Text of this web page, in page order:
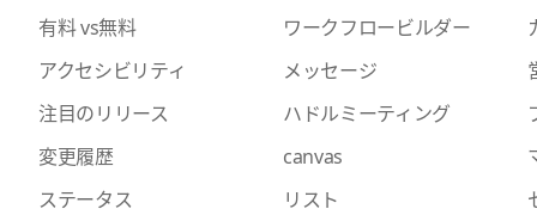
有料 vs無料
アクセシビリティ
注目のリリース
変更履歴
ステータス
ワークフロービルダー
メッセージ
ハドルミーティング
canvas
リスト